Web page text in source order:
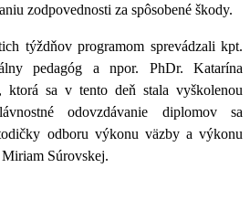
zodpovednosti za spôsobené škody.
týždňov programom sprevádzali kpt.
pedagóg a npor. PhDr. Katarína
ktorá sa v tento deň stala vyškolenou
odovzdávanie diplomov sa
odboru výkonu väzby a výkonu
Súrovskej.